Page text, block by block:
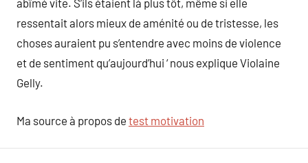
abîmé vite. S’ils étaient là plus tôt, même si elle
ressentait alors mieux de aménité ou de tristesse, les
choses auraient pu s’entendre avec moins de violence
et de sentiment qu’aujourd’hui ‘ nous explique Violaine
Gelly.
Ma source à propos de test motivation